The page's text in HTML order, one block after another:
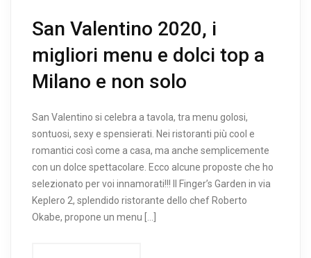
San Valentino 2020, i
migliori menu e dolci top a
Milano e non solo
San Valentino si celebra a tavola, tra menu golosi,
sontuosi, sexy e spensierati. Nei ristoranti più cool e
romantici così come a casa, ma anche semplicemente
con un dolce spettacolare. Ecco alcune proposte che ho
selezionato per voi innamorati!!! Il Finger’s Garden in via
Keplero 2, splendido ristorante dello chef Roberto
Okabe, propone un menu […]